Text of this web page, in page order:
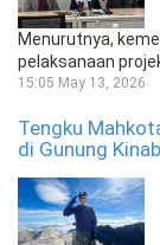
Menurutnya,
pelaksanaan projek
15:05 May 13, 2026
Tengku
di Gunung